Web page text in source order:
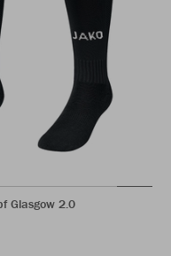
Glasgow 2.0